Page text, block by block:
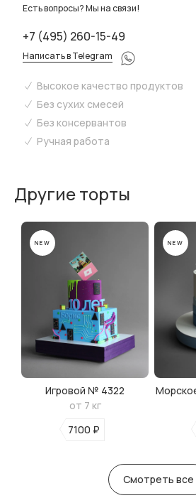
Есть вопросы? Мы на связи!
+7 (495) 260-15-49
Написать в Telegram
Высокое качество продуктов
Без сухих смесей
Без консервантов
Ручная работа
Другие торты
Игровой № 4322
от 7 кг
7100 ₽
NEW NEW
Смотреть все